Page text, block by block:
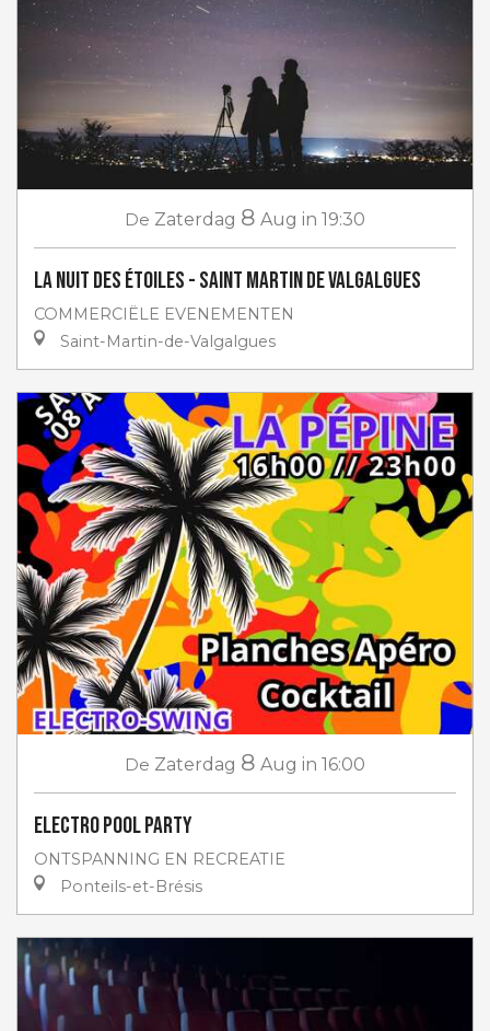
De Zaterdag 8 Aug in 19:30
La Nuit des étoiles - Saint Martin de Valgalgues
COMMERCIËLE EVENEMENTEN
Saint-Martin-de-Valgalgues
De Zaterdag 8 Aug in 16:00
Electro Pool Party
ONTSPANNING EN RECREATIE
Ponteils-et-Brésis